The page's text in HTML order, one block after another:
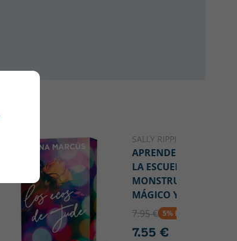
SALLY RIPPIN
APRENDER A LEER EN
LA ESCUELA DE
MONSTRUOS 23 -
MÁGICO Y
7.95 € 5% DTO
7.55 €